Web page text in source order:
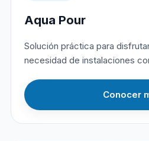
Aqua Pour
Solución práctica para
necesidad de instalaciones
Conocer